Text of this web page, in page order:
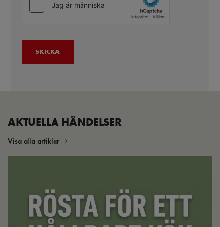
AKTUELLA HÄNDELSER
Visa alla artiklar